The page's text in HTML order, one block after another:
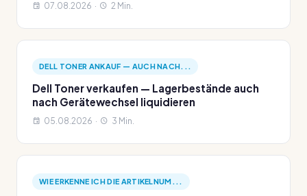
07.08.2026 · 2 Min.
DELL TONER ANKAUF — AUCH NACH...
Dell Toner verkaufen — Lagerbestände auch
nach Gerätewechsel liquidieren
05.08.2026 · 3 Min.
WIE ERKENNE ICH DIE ARTIKELNUM...